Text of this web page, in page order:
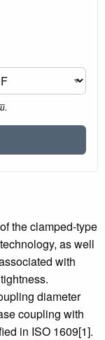
the clamped-type
as well
with
diameter
coupling with
in ISO 1609[1].